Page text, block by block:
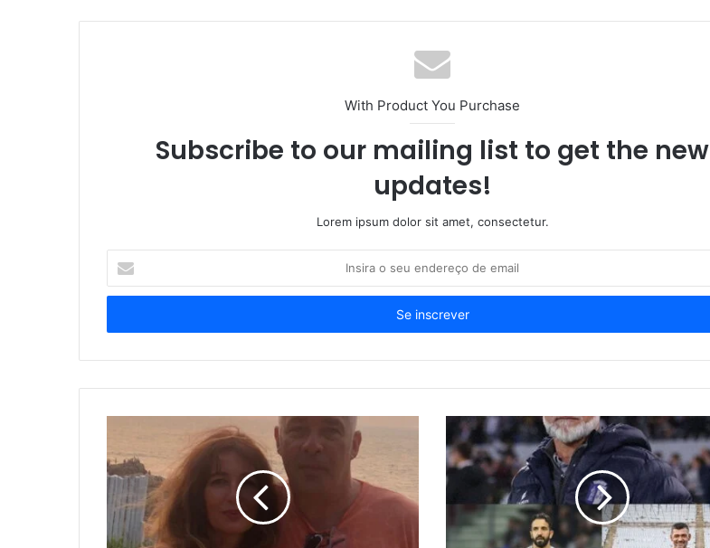
With Product You Purchase
Subscribe to our mailing list to get the new
updates!
Lorem ipsum dolor sit amet, consectetur.
seu
de